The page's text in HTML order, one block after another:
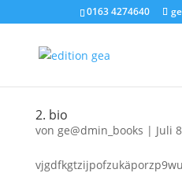
0163 4274640
2. bio
von ge@dmin_books | Juli